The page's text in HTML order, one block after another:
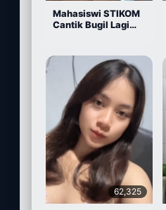
Mahasiswi STIKOM
Cantik Bugil Lagi
62,325